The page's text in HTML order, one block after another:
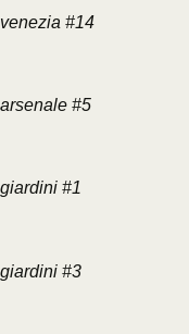
venezia #14
arsenale #5
giardini #1
giardini #3